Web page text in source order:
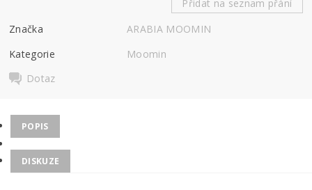
Přidat na seznam přání
Značka
ARABIA MOOMIN
Kategorie
Moomin
Dotaz
POPIS
DISKUZE